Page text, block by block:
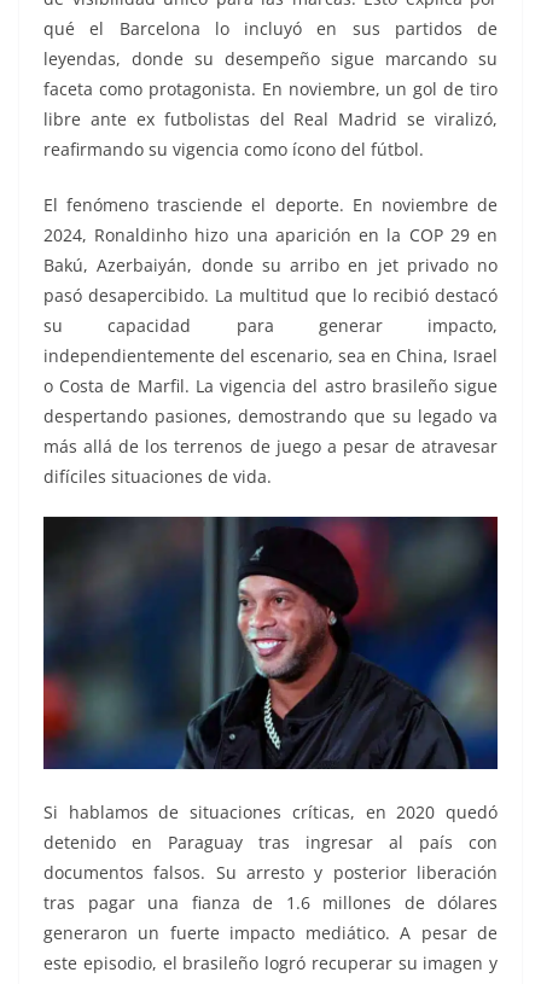
qué el Barcelona lo incluyó en sus partidos de
leyendas, donde su desempeño sigue marcando su
faceta como protagonista. En noviembre, un gol de tiro
libre ante ex futbolistas del Real Madrid se viralizó,
reafirmando su vigencia como ícono del fútbol.
El fenómeno trasciende el deporte. En noviembre de
2024, Ronaldinho hizo una aparición en la COP 29 en
Bakú, Azerbaiyán, donde su arribo en jet privado no
pasó desapercibido. La multitud que lo recibió destacó
su capacidad para generar impacto,
independientemente del escenario, sea en China, Israel
o Costa de Marfil. La vigencia del astro brasileño sigue
despertando pasiones, demostrando que su legado va
más allá de los terrenos de juego a pesar de atravesar
difíciles situaciones de vida.
Si hablamos de situaciones críticas, en 2020 quedó
detenido en Paraguay tras ingresar al país con
documentos falsos. Su arresto y posterior liberación
tras pagar una fianza de 1.6 millones de dólares
generaron un fuerte impacto mediático. A pesar de
este episodio, el brasileño logró recuperar su imagen y